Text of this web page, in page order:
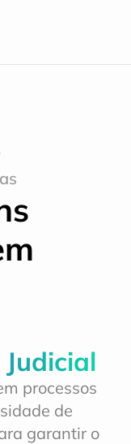
processos
de
garantir o